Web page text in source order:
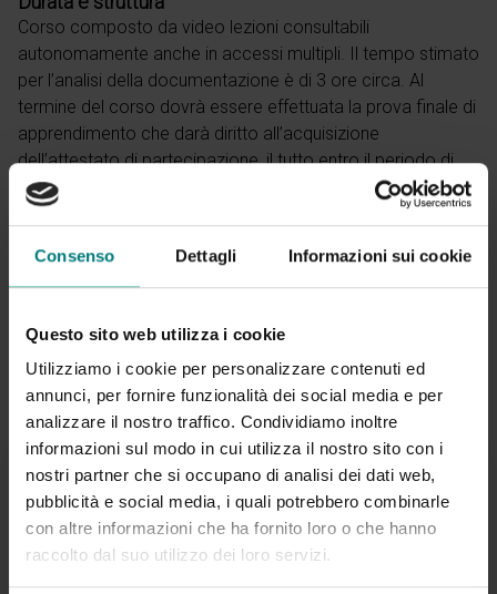
Consenso Dettagli Informazioni sui cookie
Questo sito web utilizza i cookie
Utilizziamo i cookie per personalizzare contenuti ed
annunci, per fornire funzionalità dei social media e per
analizzare il nostro traffico. Condividiamo inoltre
informazioni sul modo in cui utilizza il nostro sito con i
nostri partner che si occupano di analisi dei dati web,
pubblicità e social media, i quali potrebbero combinarle
con altre informazioni che ha fornito loro o che hanno
raccolto dal suo utilizzo dei loro servizi.
60 Euro + IVA
Per ulteriori informazioni
Corso composto da video lezioni consultabili
autonomamente anche in accessi multipli. Il tempo stimato
per l’analisi della documentazione è di 3 ore circa. Al
termine del corso dovrà essere effettuata la prova finale di
apprendimento che darà diritto all’acquisizione
dell’attestato di partecipazione, il tutto entro il periodo di
validità del corso (dal 01/01/2026 al 31/12/2026)